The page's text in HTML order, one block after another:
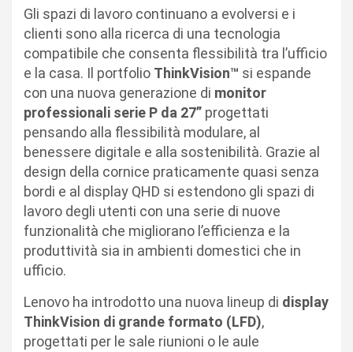
Gli spazi di lavoro continuano a evolversi e i
clienti sono alla ricerca di una tecnologia
compatibile che consenta flessibilità tra l’ufficio
e la casa. Il portfolio ThinkVision™ si espande
con una nuova generazione di monitor
professionali serie P da 27” progettati
pensando alla flessibilità modulare, al
benessere digitale e alla sostenibilità. Grazie al
design della cornice praticamente quasi senza
bordi e al display QHD si estendono gli spazi di
lavoro degli utenti con una serie di nuove
funzionalità che migliorano l’efficienza e la
produttività sia in ambienti domestici che in
ufficio.
Lenovo ha introdotto una nuova lineup di display
ThinkVision di grande formato (LFD),
progettati per le sale riunioni o le aule